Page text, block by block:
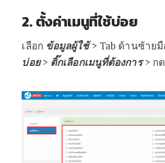
2. ตั้งค่าเมนูที่ใช้บ่อย
เลือก ข้อมูลผู้ใช้> Tab ด้านซ้ายมื
บ่อย> ติ๊กเลือกเมนูที่ต้องการ > ก